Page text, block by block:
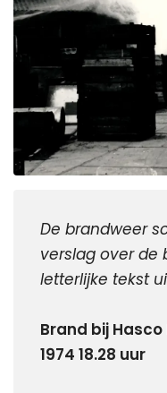
De brandweer
verslag over de
letterlijke tekst
Brand bij Hasco
1974 18.28 uur